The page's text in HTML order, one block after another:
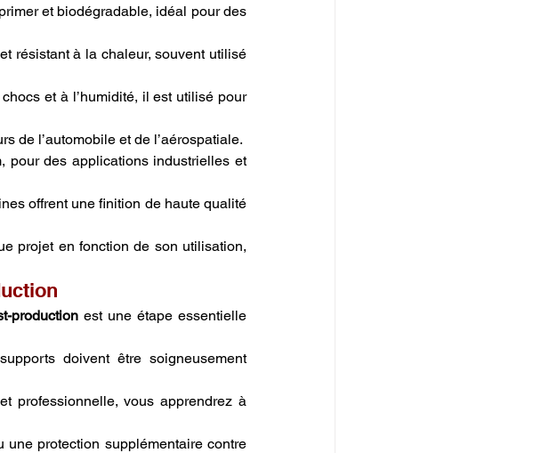
et biodégradable, idéal pour des
résistant à la chaleur, souvent utilisé
et à l’humidité, il est utilisé pour
de l’automobile et de l’aérospatiale.
pour des applications industrielles et
offrent une finition de haute qualité
projet en fonction de son utilisation,
production est une étape essentielle
doivent être soigneusement
professionnelle, vous apprendrez à
protection supplémentaire contre